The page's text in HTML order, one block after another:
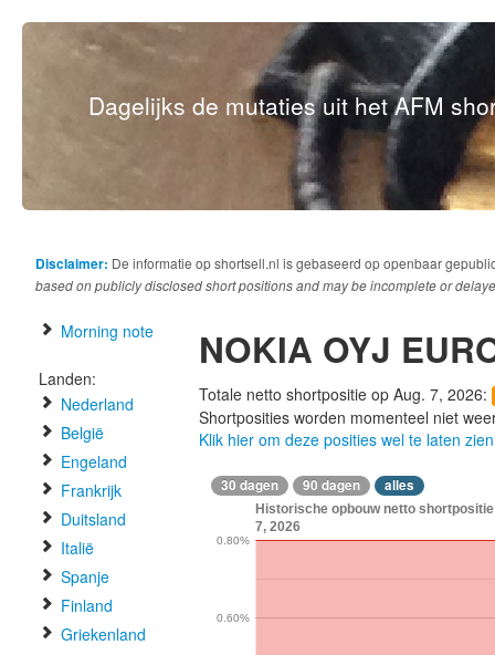
Dagelijks de mutaties uit het AFM
Disclaimer: De informatie op shortsell.nl is gebaseerd op openbaar
based on publicly disclosed short positions and may be incomplete or
Morning note
Landen:
Nederland
België
Engeland
Frankrijk
Duitsland
Italië
Spanje
Finland
Griekenland
NOKIA OYJ
Totale netto shortpositie op Aug. 7, 2026:
Shortposities worden momenteel niet
Klik hier om deze posities wel te laten zien
30 dagen 90 dagen alles
Historische opbouw netto
7, 2026
0.60%
0.80%